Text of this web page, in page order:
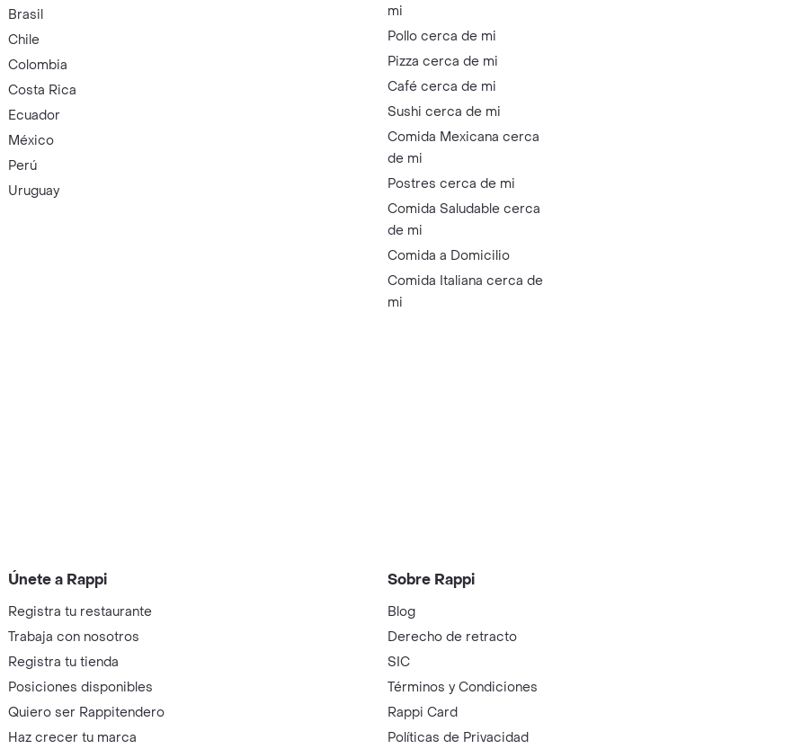
Brasil
Chile
Colombia
Costa Rica
Ecuador
México
Perú
Uruguay
mi
Pollo cerca de mi
Pizza cerca de mi
Café cerca de mi
Sushi cerca de mi
Comida Mexicana cerca
de mi
Postres cerca de mi
Comida Saludable cerca
de mi
Comida a Domicilio
Comida Italiana cerca de
mi
Únete a Rappi
Registra tu restaurante
Trabaja con nosotros
Registra tu tienda
Posiciones disponibles
Quiero ser Rappitendero
Haz crecer tu marca
Sobre Rappi
Blog
Derecho de retracto
SIC
Términos y Condiciones
Rappi Card
Políticas de Privacidad